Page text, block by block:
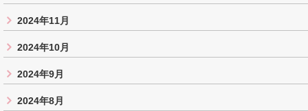
2024年11月
2024年10月
2024年9月
2024年8月